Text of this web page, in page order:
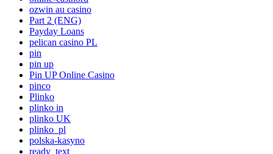
ozwin au casino
Part 2 (ENG)
Payday Loans
pelican casino PL
pin
pin up
Pin UP Online Casino
pinco
Plinko
plinko in
plinko UK
plinko_pl
polska-kasyno
ready_text